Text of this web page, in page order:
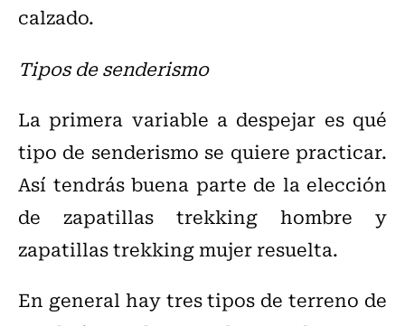
calzado.
Tipos de senderismo
La primera variable a despejar es qué
tipo de senderismo se quiere practicar.
Así tendrás buena parte de la elección
de zapatillas trekking hombre y
zapatillas trekking mujer resuelta.
En general hay tres tipos de terreno de